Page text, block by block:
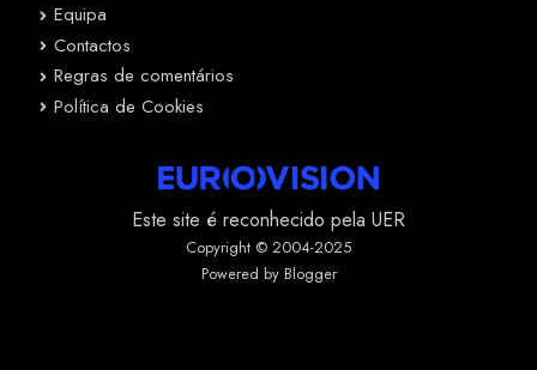
Equipa
Contactos
Regras de comentários
Política de Cookies
Este site é reconhecido pela UER
Copyright © 2004-2025
Powered by Blogger